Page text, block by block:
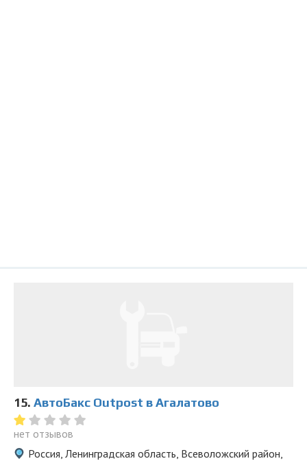
15. АвтоБакс Outpost в Агалатово
нет отзывов
Россия, Ленинградская область, Всеволожский район,